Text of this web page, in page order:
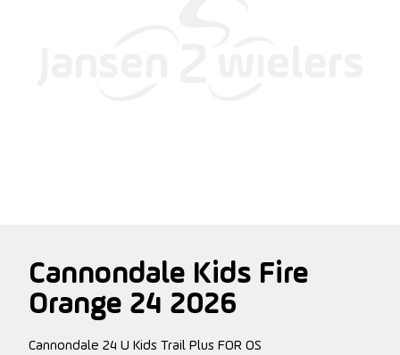
Cannondale Kids Fire
Orange 24 2026
Cannondale 24 U Kids Trail Plus FOR OS